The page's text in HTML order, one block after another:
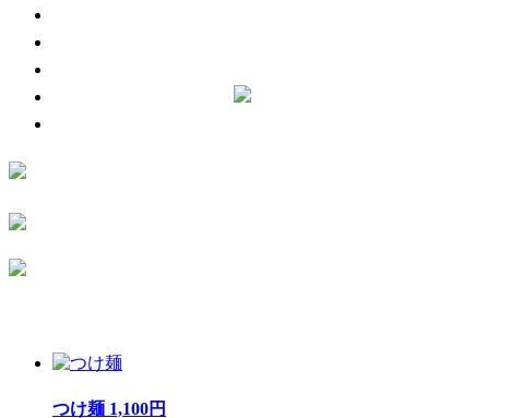
つけ麺 1,100円